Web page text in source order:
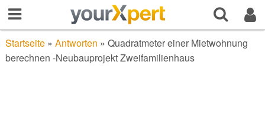
Startseite» Antworten » Quadratmeter einer Mietwohnung
berechnen -Neubauprojekt Zweifamilienhaus